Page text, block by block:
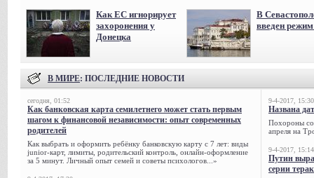
Как ЕС игнорирует
захоронения у
Донецка
В
введен
В МИРЕ: ПОСЛЕДНИЕ НОВОСТИ
сегодня, 01:52
Как банковская карта семилетнего может стать первым
шагом к финансовой независимости: опыт современных
родителей
Как выбрать и оформить ребёнку банковскую карту с 7 лет: виды
junior-карт, лимиты, родительский контроль, онлайн-оформление
за 5 минут. Личный опыт семей и советы психологов...»
9-4-2017, 15:30
Названа
Похороны
апреля на
9-4-2017, 15:14
Путин
серии